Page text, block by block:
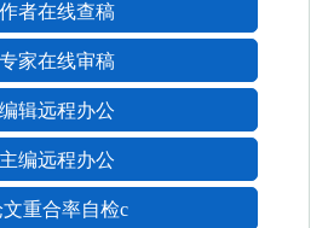
作者在线查稿
专家在线审稿
编辑远程办公
主编远程办公
文重合率自检c